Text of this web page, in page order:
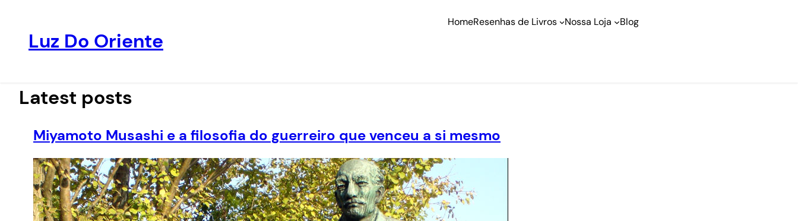
conteúdo
Luz Do Oriente
HomeResenhas de Livros Nossa Loja Blog
Latest posts
Miyamoto Musashi e a filosofia do guerreiro que venceu a si mesmo